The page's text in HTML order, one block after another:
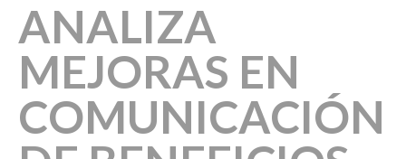
ANALIZA
MEJORAS EN
COMUNICACIÓN